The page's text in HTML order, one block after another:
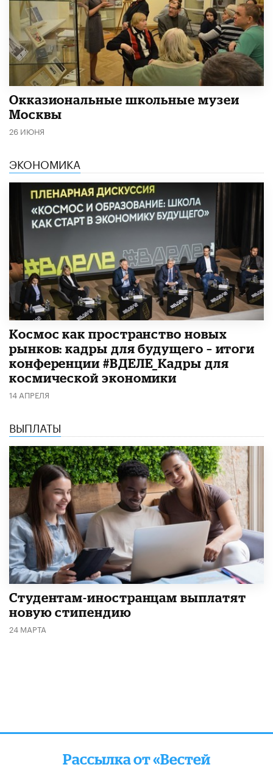
​Окказиональные школьные музеи
Москвы
26 ИЮНЯ
ЭКОНОМИКА
Космос как пространство новых
рынков: кадры для будущего – итоги
конференции #ВДЕЛЕ_Кадры для
космической экономики
14 АПРЕЛЯ
ВЫПЛАТЫ
Студентам-иностранцам выплатят
новую стипендию
24 МАРТА
Рассылка от «Вестей